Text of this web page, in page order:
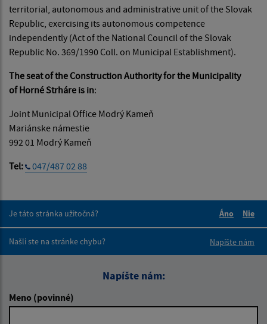
territorial, autonomous and administrative unit of the Slovak
Republic, exercising its autonomous competence
independently (Act of the National Council of the Slovak
Republic No. 369/1990 Coll. on Municipal Establishment).
The seat of the Construction Authority for the Municipality
of Horné Strháre is in:
Joint Municipal Office Modrý Kameň
Mariánske námestie
992 01 Modrý Kameň
Tel:
047/487 02 88
Je táto stránka užitočná?
Áno
Nie
Našli ste na stránke chybu?
Napíšte nám
Napíšte nám:
Meno (povinné)